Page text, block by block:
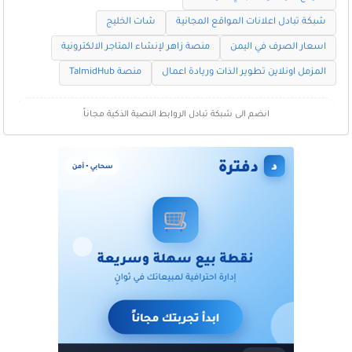
شبكة تبادل اعلانات المواقع المجانية شات الخليج
اسعار الصرف في اليمن منصة زاهر لإنشاء المتاجر الالكترونية
المزمل اونلاين تطوير الذات وريادة اعمال منصة TalmidHub
انضم الى شبكة تبادل الروابط النصية الذكية مجاناً